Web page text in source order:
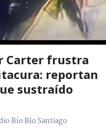
Carter frustra
reportan
sustraído
Bío Bío Santiago